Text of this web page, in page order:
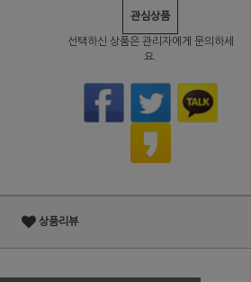
관심상품
선택하신 상품은 관리자에게 문의하세
요.
상품리뷰